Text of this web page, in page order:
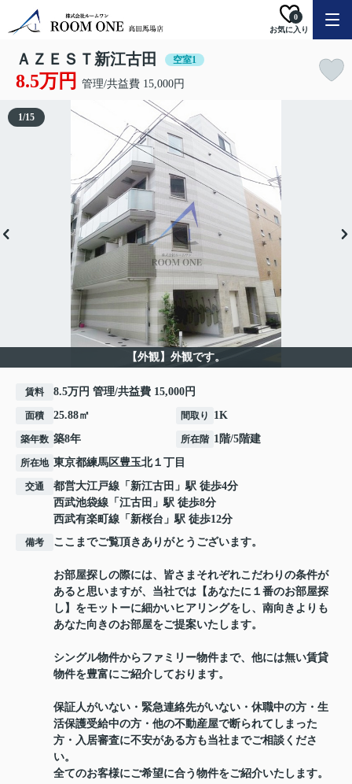
お気に入り
0
ＡＺＥＳＴ新江古田 空室1
8.5万円 管理/共益費 15,000円
【外観】外観です。
1/15
賃料 8.5万円 管理/共益費 15,000円
面積 25.88㎡ 間取り 1K
築年数 築8年 所在階 1階/5階建
所在地 東京都練馬区豊玉北１丁目
交通 都営大江戸線 「 新江古田 」駅 徒歩4分
西武池袋線 「 江古田 」駅 徒歩8分
西武有楽町線 「 新桜台 」駅 徒歩12分
備考 ここまでご覧頂きありがとうございます。
お部屋探しの際には、皆さまそれぞれこだわりの条件が
あると思いますが、当社では【あなたに１番のお部屋探
し】をモットーに細かいヒアリングをし、南向きよりも
あなた向きのお部屋をご提案いたします。
シングル物件からファミリー物件まで、他には無い賃貸
物件を豊富にご紹介しております。
保証人がいない・緊急連絡先がいない・休職中の方・生
活保護受給中の方・他の不動産屋で断られてしまった
方・入居審査に不安がある方も当社までご相談くださ
い。
全てのお客様にご希望に合う物件をご紹介いたします。